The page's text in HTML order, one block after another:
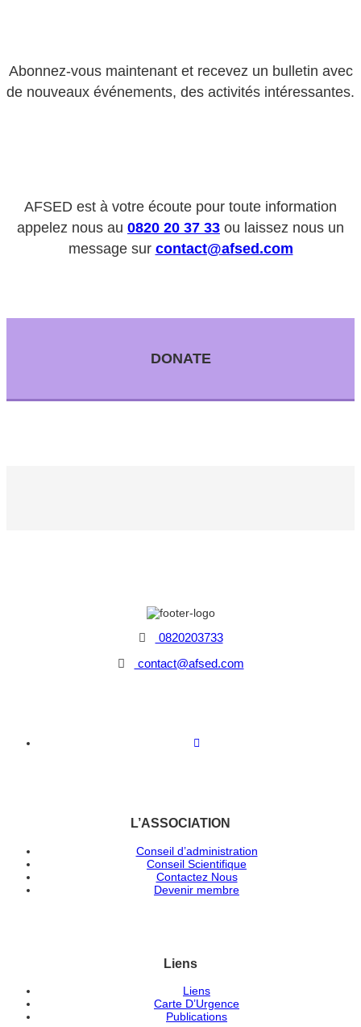
Abonnez-vous maintenant et recevez un bulletin avec
de nouveaux événements, des activités intéressantes.
AFSED est à votre écoute pour toute information
appelez nous au 0820 20 37 33 ou laissez nous un
message sur contact@afsed.com
DONATE
0820203733
contact@afsed.com
L’ASSOCIATION
Conseil d’administration
Conseil Scientifique
Contactez Nous
Devenir membre
Liens
Liens
Carte D’Urgence
Publications